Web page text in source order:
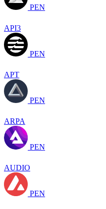
PEN
API3
PEN
APT
PEN
ARPA
PEN
AUDIO
PEN